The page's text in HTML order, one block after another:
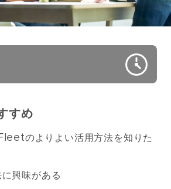
すめ
のよりよい活用方法を知りた
興味がある